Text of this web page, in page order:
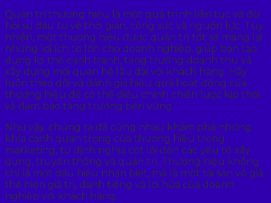
Quản trị thương hiệu là một quá trình liên tục và đòi
hỏi sự đầu tư về thời gian, công sức và nguồn lực. Tuy
nhiên, một thương hiệu được quản trị tốt sẽ mang lại
những lợi ích to lớn cho doanh nghiệp, giúp bạn tạo
dựng lợi thế cạnh tranh, tăng trưởng doanh thu và
xây dựng mối quan hệ lâu dài với khách hàng. Hãy
luôn theo dõi và đánh giá hiệu quả hoạt động của
thương hiệu để có thể điều chỉnh chiến lược kịp thời
và đảm bảo tăng trưởng bền vững.
Như vậy, chúng ta đã cùng nhau khám phá những
khía cạnh quan trọng của thương hiệu trong
marketing, từ định nghĩa cốt lõi đến các yếu tố xây
dựng, truyền thông và quản trị. Thương hiệu không
chỉ là một dấu hiệu nhận biết, mà là một tài sản vô giá,
thể hiện giá trị, danh tiếng và lời hứa của doanh
nghiệp với khách hàng.